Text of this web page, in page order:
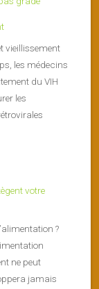
vieillissement
les médecins
du VIH
les
votre
?
ne peut
jamais